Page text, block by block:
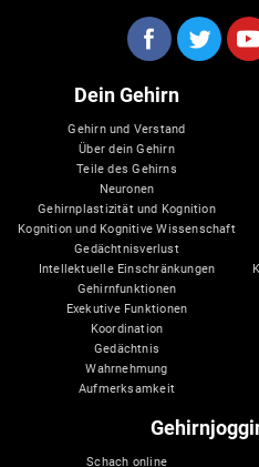
Dein Gehirn
Gehirn und Verstand
Über dein Gehirn
Teile des Gehirns
Neuronen
Gehirnplastizität und Kognition
Kognition und Kognitive Wissenschaft
Gedächtnisverlust
Intellektuelle Einschränkungen
Gehirnfunktionen
Exekutive Funktionen
Koordination
Gedächtnis
Wahrnehmung
Aufmerksamkeit
Schach online